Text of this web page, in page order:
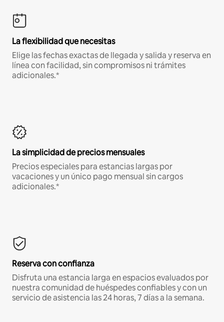
La flexibilidad que necesitas
Elige las fechas exactas de llegada y salida y reserva en
línea con facilidad, sin compromisos ni trámites
adicionales.*
La simplicidad de precios mensuales
Precios especiales para estancias largas por
vacaciones y un único pago mensual sin cargos
adicionales.*
Reserva con confianza
Disfruta una estancia larga en espacios evaluados por
nuestra comunidad de huéspedes confiables y con un
servicio de asistencia las 24 horas, 7 días a la semana.